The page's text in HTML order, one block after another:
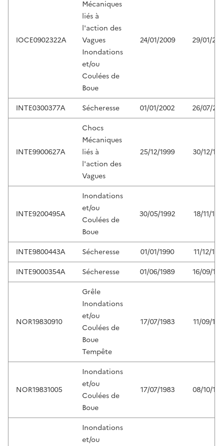
IOCE0902322A
Mécaniques
liés à
l'action des
Vagues
Inondations
et/ou
Coulées de
Boue
24/01/2009 29/01/
INTE0300377A Sécheresse 01/01/2002 26/07/
INTE9900627A
Chocs
Mécaniques
liés à
l'action des
Vagues
25/12/1999 30/12/
INTE9200495A
Inondations
et/ou
Coulées de
Boue
30/05/1992 18/11/
INTE9800443A Sécheresse 01/01/1990
11/12/
INTE9000354A
Sécheresse 01/06/1989 16/09/
NOR19830910
Grêle
Inondations
et/ou
Coulées de
Boue
Tempête
17/07/1983 11/09/
NOR19831005
Inondations
et/ou
Coulées de
Boue
17/07/1983 08/10/
Inondations
et/ou